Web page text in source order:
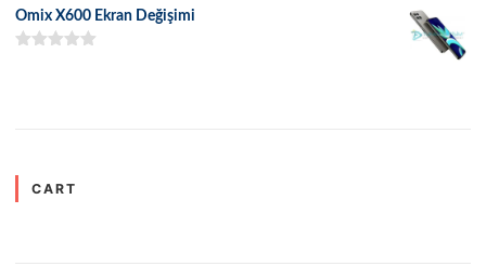
Omix X600 Ekran Değişimi
CART